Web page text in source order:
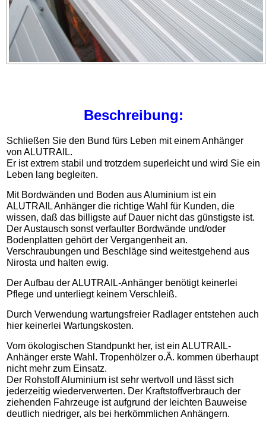
Beschreibung:
Schließen Sie den Bund fürs Leben mit einem Anhänger
von ALUTRAIL.
Er ist extrem stabil und trotzdem superleicht und wird Sie ein
Leben lang begleiten.
Mit Bordwänden und Boden aus Aluminium ist ein
ALUTRAIL Anhänger die richtige Wahl für Kunden, die
wissen, daß das billigste auf Dauer nicht das günstigste ist.
Der Austausch sonst verfaulter Bordwände und/oder
Bodenplatten gehört der Vergangenheit an.
Verschraubungen und Beschläge sind weitestgehend aus
Nirosta und halten ewig.
Der Aufbau der ALUTRAIL-Anhänger benötigt keinerlei
Pflege und unterliegt keinem Verschleiß.
Durch Verwendung wartungsfreier Radlager entstehen auch
hier keinerlei Wartungskosten.
Vom ökologischen Standpunkt her, ist ein ALUTRAIL-
Anhänger erste Wahl. Tropenhölzer o.Ä. kommen überhaupt
nicht mehr zum Einsatz.
Der Rohstoff Aluminium ist sehr wertvoll und lässt sich
jederzeitig wiederverwerten. Der Kraftstoffverbrauch der
ziehenden Fahrzeuge ist aufgrund der leichten Bauweise
deutlich niedriger, als bei herkömmlichen Anhängern.